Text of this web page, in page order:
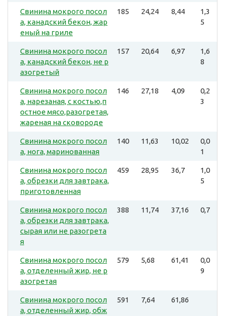
Свинина мокрого посол
а, канадский бекон, жар
еный на гриле
185 24,24 8,44
1,3
5
Свинина мокрого посол
а, канадский бекон, не р
азогретый
157 20,64 6,97
1,6
8
Свинина мокрого посол
а, нарезаная, с костью,п
остное мясо,разогретая,
жареная на сковороде
146 27,18 4,09
0,2
3
Свинина мокрого посол
а, нога, маринованная
140 11,63 10,02
0,0
1
Свинина мокрого посол
а, обрезки для завтрака,
приготовленная
459 28,95 36,7
1,0
5
Свинина мокрого посол
а, обрезки для завтрака,
сырая или не разогрета
я
388 11,74 37,16 0,7
Свинина мокрого посол
а, отделенный жир, не р
азогретая
579 5,68 61,41
0,0
9
Свинина мокрого посол
а, отделенный жир, обж
591 7,64 61,86